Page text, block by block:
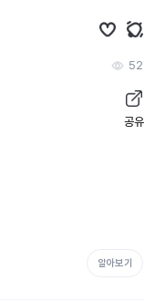
52
공유
알아보기